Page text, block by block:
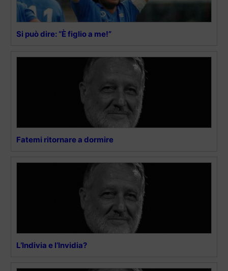
Si può dire: “È figlio a me!”
Fatemi ritornare a dormire
L’Indivia e l’Invidia?